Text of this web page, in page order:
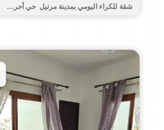
شقة للكراء اليومي بمدينة مرتيل حي أحر...